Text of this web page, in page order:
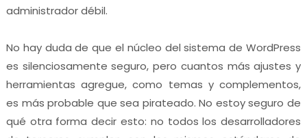
administrador débil.
No hay duda de que el núcleo del sistema de WordPress
es silenciosamente seguro, pero cuantos más ajustes y
herramientas agregue, como temas y complementos,
es más probable que sea pirateado. No estoy seguro de
qué otra forma decir esto: no todos los desarrolladores